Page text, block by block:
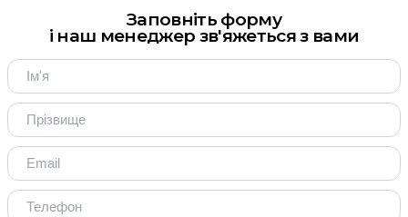
Заповніть форму
і наш менеджер зв'яжеться з вами